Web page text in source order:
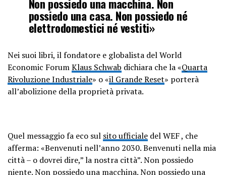
possiedo una casa. Non possiedo né
elettrodomestici né vestiti»
Nei suoi libri, il fondatore e globalista del World
Economic ForumKlaus Schwab dichiara che la «Quarta
Rivoluzione Industriale» o «il Grande Reset» porterà
all’abolizione della proprietà privata.
Quel messaggio fa eco sul sito ufficiale del WEF , che
afferma: «Benvenuti nell’anno 2030. Benvenuti nella mia
città – o dovrei dire,” la nostra città”. Non possiedo
niente. Non possiedo una macchina. Non possiedo una